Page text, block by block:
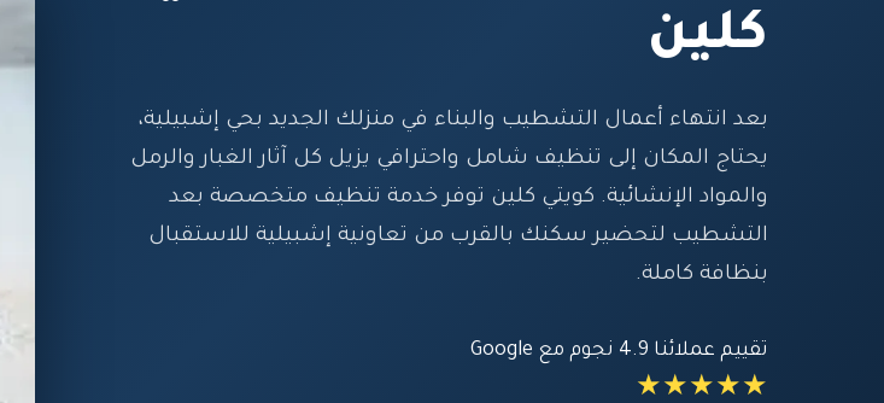
كلين
بعد انتهاء أعمال التشطيب والبناء في منزلك الجديد بحي إشبيلية،
يحتاج المكان إلى تنظيف شامل واحترافي يزيل كل آثار الغبار والرمل
والمواد الإنشائية. كويتي كلين توفر خدمة تنظيف متخصصة بعد
التشطيب لتحضير سكنك بالقرب من تعاونية إشبيلية للاستقبال
بنظافة كاملة.
تقييم عملائنا 4.9 نجوم مع Google
★★★★★